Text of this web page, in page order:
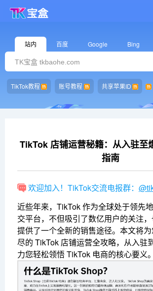
站内 百度 Google Bing
TikTok教程 账号教程 共享苹果ID
TikTok 店铺运营秘籍：从入驻至
指南
欢迎加入！TikTok交流电报群：
近些年来，TikTok 作为全球处于领先
交平台，不但吸引了数亿用户的关注
提供了一个全新的销售途径。本文将
尽的 TikTok 店铺运营全攻略，从入驻
力您轻松领悟 TikTok 电商的核心要义。